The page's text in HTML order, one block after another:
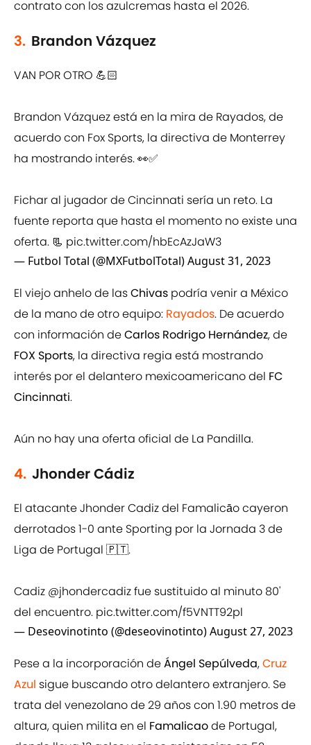
contrato con los azulcremas hasta el 2026.
3. Brandon Vázquez
VAN POR OTRO 💪🏻
Brandon Vázquez está en la mira de Rayados, de
acuerdo con Fox Sports, la directiva de Monterrey
ha mostrando interés. 👀✅
Fichar al jugador de Cincinnati sería un reto. La
fuente reporta que hasta el momento no existe una
oferta. 📃 pic.twitter.com/hbEcAzJaW3
— Futbol Total (@MXFutbolTotal)August 31, 2023
El viejo anhelo de lasChivas podría venir a México
de la mano de otro equipo: Rayados. De acuerdo
con información deCarlos Rodrigo Hernández, de
FOX Sports, la directiva regia está mostrando
interés por el delantero mexicoamericano del FC
Cincinnati.
Aún no hay una oferta oficial de La Pandilla.
4. Jhonder Cádiz
El atacante Jhonder Cadiz del Famalicāo cayeron
derrotados 1-0 ante Sporting por la Jornada 3 de
Liga de Portugal 🇵🇹.
Cadiz @jhondercadizfue sustituido al minuto 80'
del encuentro. pic.twitter.com/f5VNTT92pl
— Deseovinotinto (@deseovinotinto)August 27, 2023
Pese a la incorporación deÁngel Sepúlveda,Cruz
Azul sigue buscando otro delantero extranjero. Se
trata del venezolano de 29 años con 1.90 metros de
altura, quien milita en el Famalicaode Portugal,